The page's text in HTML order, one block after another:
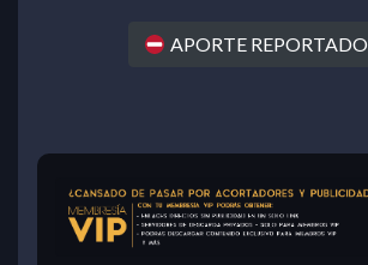
APORTE REPORTADO